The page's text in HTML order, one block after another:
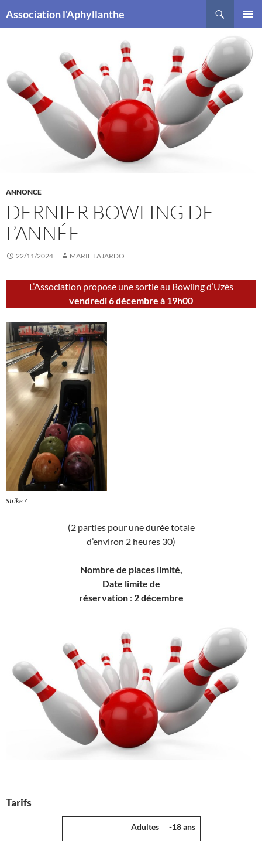
Association l'Aphyllanthe
ANNONCE
DERNIER BOWLING DE
L’ANNÉE
22/11/2024 MARIE FAJARDO
L’Association propose une sortie au Bowling d’Uzès
vendredi 6 décembre à 19h00
Strike ?
(2 parties pour une durée totale
d’environ 2 heures 30)
Nombre de places limité,
Date limite de
réservation: 2 décembre
Tarifs
Adultes -18 ans